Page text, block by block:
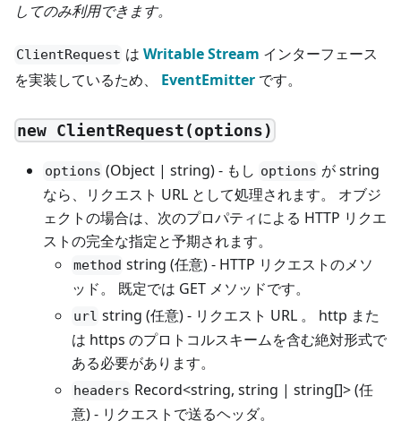
してのみ利用できます。
ClientRequest はWritable Stream インターフェース
を実装しているため、 EventEmitter です。
new ClientRequest(options)
options (Object | string) - もし options が string
なら、リクエスト URL として処理されます。 オブジ
ェクトの場合は、次のプロパティによる HTTP リクエ
ストの完全な指定と予期されます。
method string (任意) - HTTP リクエストのメソ
ッド。 既定では GET メソッドです。
url string (任意) - リクエスト URL 。 http また
は https のプロトコルスキームを含む絶対形式で
ある必要があります。
headers Record<string, string | string[]> (任
意) - リクエストで送るヘッダ。